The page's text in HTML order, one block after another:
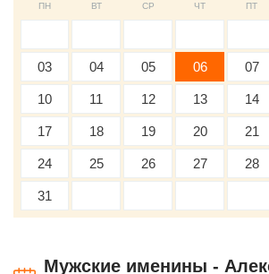
ПН ВТ СР ЧТ ПТ
03 04 05 06 07
10 11 12 13 14
17 18 19 20 21
24 25 26 27 28
31
Мужские именины -